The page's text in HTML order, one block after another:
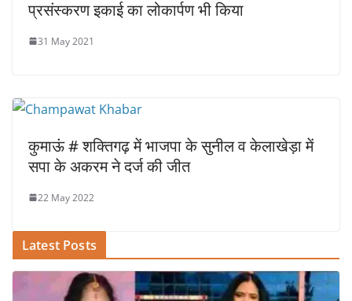
प्रसंस्करण इकाई का लोकार्पण भी किया
31 May 2021
कुमाऊं # शक्तिगढ़ में भाजपा के सुनील व केलाखेड़ा में
सपा के अकरम ने दर्ज की जीत
22 May 2022
Latest Posts